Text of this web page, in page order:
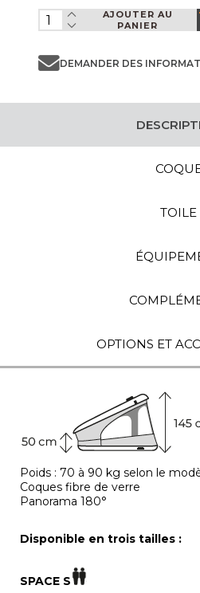
AJOUTER AU
PANIER
DEMANDER DES
TOILE
OPTIONS ET
Poids : 70 à 90 kg selon le
Coques fibre de verre
Panorama 180°
Disponible en trois tailles :
SPACE S